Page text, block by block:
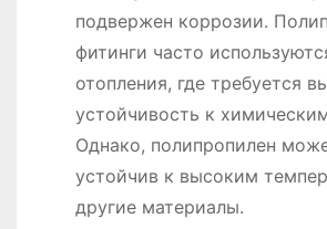
подвержен коррозии.
фитинги часто
отопления, где требуется
устойчивость к
Однако, полипропилен
устойчив к высоким
другие материалы.